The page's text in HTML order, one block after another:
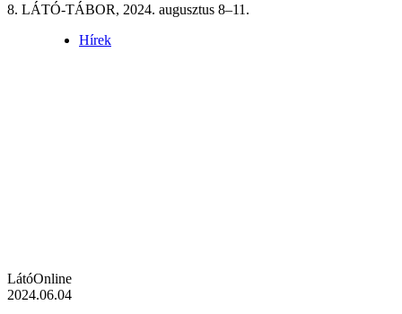
8. LÁTÓ-TÁBOR, 2024. augusztus 8–11.
Hírek
LátóOnline
2024.06.04